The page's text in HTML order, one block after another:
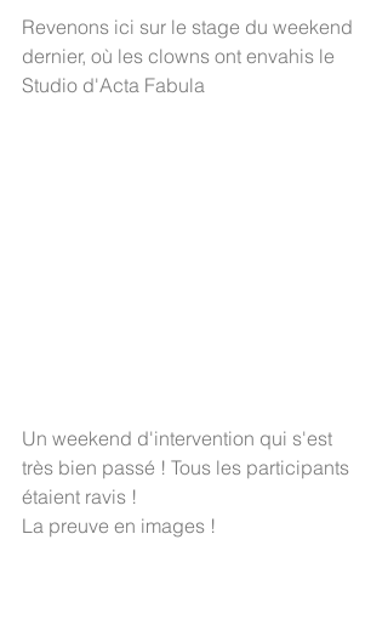
Revenons ici sur le stage du weekend
dernier, où les clowns ont envahis le
Studio d'Acta Fabula
Un weekend d'intervention qui s'est
très bien passé ! Tous les participants
étaient ravis !
La preuve en images !